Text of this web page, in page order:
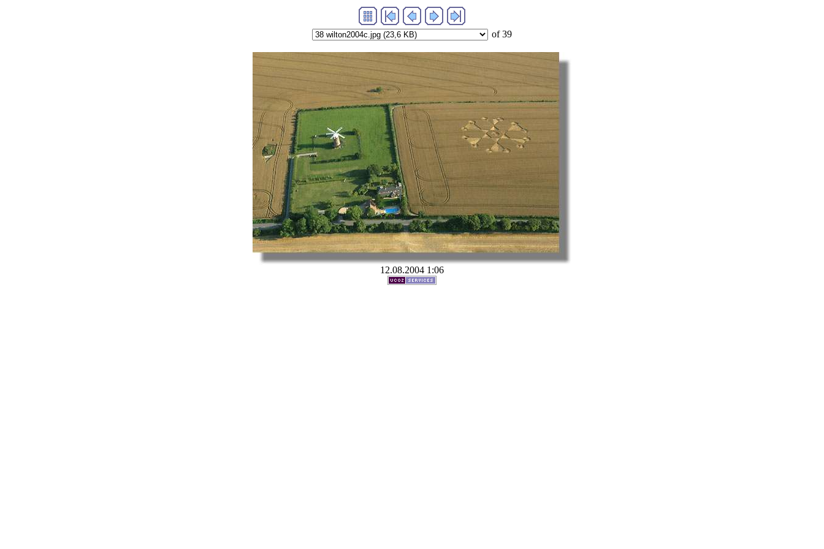
of 39
12.08.2004 1:06